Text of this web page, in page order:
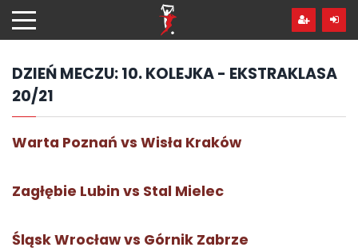
hdo
treści
DZIEŃ MECZU:10. KOLEJKA - EKSTRAKLASA
20/21
Warta Poznań vs Wisła Kraków
Zagłębie Lubin vs Stal Mielec
Śląsk Wrocław vs Górnik Zabrze